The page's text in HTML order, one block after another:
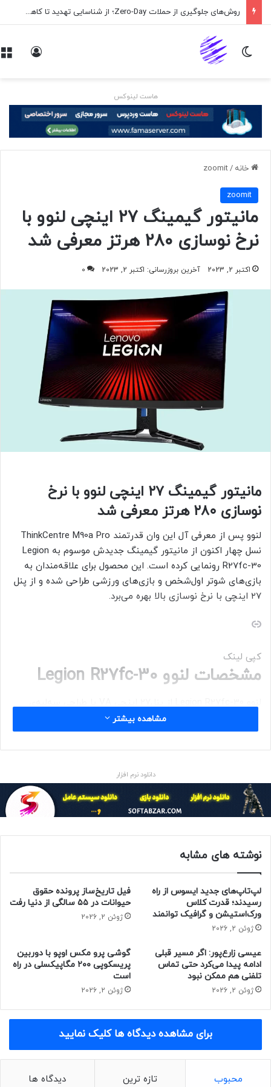
روش‌های جلوگیری از حملات Zero-Day؛ از شناسایی تهدید تا کاهش ریسک
تغییر پوسته
هاست لینوکس
خانه /
zoomit
zoomit
مانیتور گیمینگ ۲۷ اینچی لنوو با
نرخ نوسازی ۲۸۰ هرتز معرفی شد
اکتبر 2, 2023 آخرین بروزرسانی: اکتبر 2, 2023 0
مانیتور گیمینگ ۲۷ اینچی لنوو با نرخ
نوسازی ۲۸۰ هرتز معرفی شد
لنوو پس‌ از معرفی آل این وان قدرتمند ThinkCentre M90a Pro
نسل چهار اکنون از مانیتور گیمینگ جدیدش موسوم‌ به Legion
R27fc-30 رونمایی کرده است. این محصول برای علاقه‌مندان به
بازی‌های شوتر اول‌شخص و بازی‌های ورزشی طراحی شده و از پنل
۲۷ اینچی با نرخ نوسازی بالا بهره می‌برد.
کپی لینک
مشخصات لنوو Legion R27fc-30
استفاده می‌کند و وضوح آن ۱۹۲۰ در ۱۰۸۰ پیکسل است. از دیگر
ویژگی‌های مانیتور گیمینگ لنوو می‌توان به نسبت‌تصویر ۱۶:۹،
که حداکثر به ۲۸۰ هرتز نیز می‌رسد. البته باید هنگام اورکلاک نرخ
نوسازی، احتیاط کرد؛ زیرا امکان دارد عملکرد نمایشگر را به‌طور
نامنظم تحت‌تأثیر قرار دهد.
حتما بخوانید :کامپیوتر به‌جامانده از فاجعه‌ هسته‌ای
چرنوبیل، پس از ۳۰ سال احیا شد
منبع : زومیت
صوتی و تصویری مانیتور
مشاهده بیشتر
دانلود نرم افزار
نوشته های مشابه
لپ‌تاپ‌های جدید ایسوس از راه
رسیدند؛ قدرت کلاس
ورک‌استیشن و گرافیک توانمند
ژوئن 2, 2026
فیل تاریخ‌ساز پرونده حقوق
حیوانات در ۵۵ سالگی از دنیا رفت
ژوئن 2, 2026
عیسی زارع‌پور: اگر مسیر قبلی
ادامه پیدا می‌کرد حتی تماس
تلفنی هم ممکن نبود
ژوئن 2, 2026
گوشی پرو مکس اوپو با دوربین
پریسکوپی ۲۰۰ مگاپیکسلی در راه
است
ژوئن 2, 2026
برای مشاهده دیدگاه ها کلیک نمایید
محبوب تازه ترین دیدگاه ها